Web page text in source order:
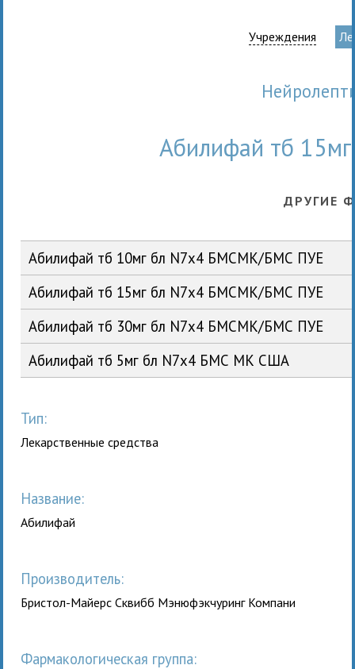
Учреждения
Абилифай тб
ДРУГИЕ
Абилифай тб 10мг бл N7x4 БМСМК/БМС ПУЕ
Абилифай тб 15мг бл N7x4 БМСМК/БМС ПУЕ
Абилифай тб 30мг бл N7x4 БМСМК/БМС ПУЕ
Абилифай тб 5мг бл N7x4 БМС МК США
Тип:
Лекарственные средства
Название:
Абилифай
Производитель:
Бристол-Майерс Сквибб Мэнюфэкчуринг Компани
Фармакологическая группа: